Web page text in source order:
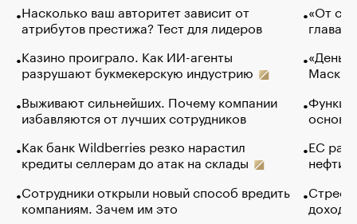
Насколько ваш авторитет зависит от
атрибутов престижа? Тест для лидеров
Казино проиграло. Как ИИ-агенты
разрушают букмекерскую индустрию
Выживают сильнейших. Почему компании
избавляются от лучших сотрудников
Как банк Wildberries резко нарастил
кредиты селлерам до атак на склады
Сотрудники открыли новый способ вредить
компаниям. Зачем им это
«От
глава
Маск в
основ
ЕС
нефти